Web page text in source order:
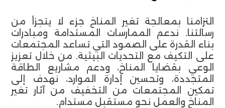
التزامنا بمعالجة تغير المناخ جزء لا يتجزأ من
رسالتنا. ندعم الممارسات المستدامة ومبادرات
بناء القدرة على الصمود التي تساعد المجتمعات
على التكيف مع التحديات البيئية. من خلال تعزيز
الوعي بقضايا المناخ، ودعم مشاريع الطاقة
المتجددة، وتحسين إدارة الموارد، نهدف إلى
تمكين المجتمعات من التخفيف من آثار تغير
المناخ والعمل نحو مستقبل مستدام.